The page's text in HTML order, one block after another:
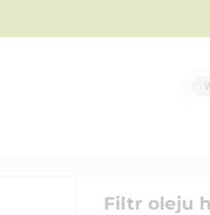
Filtr oleju